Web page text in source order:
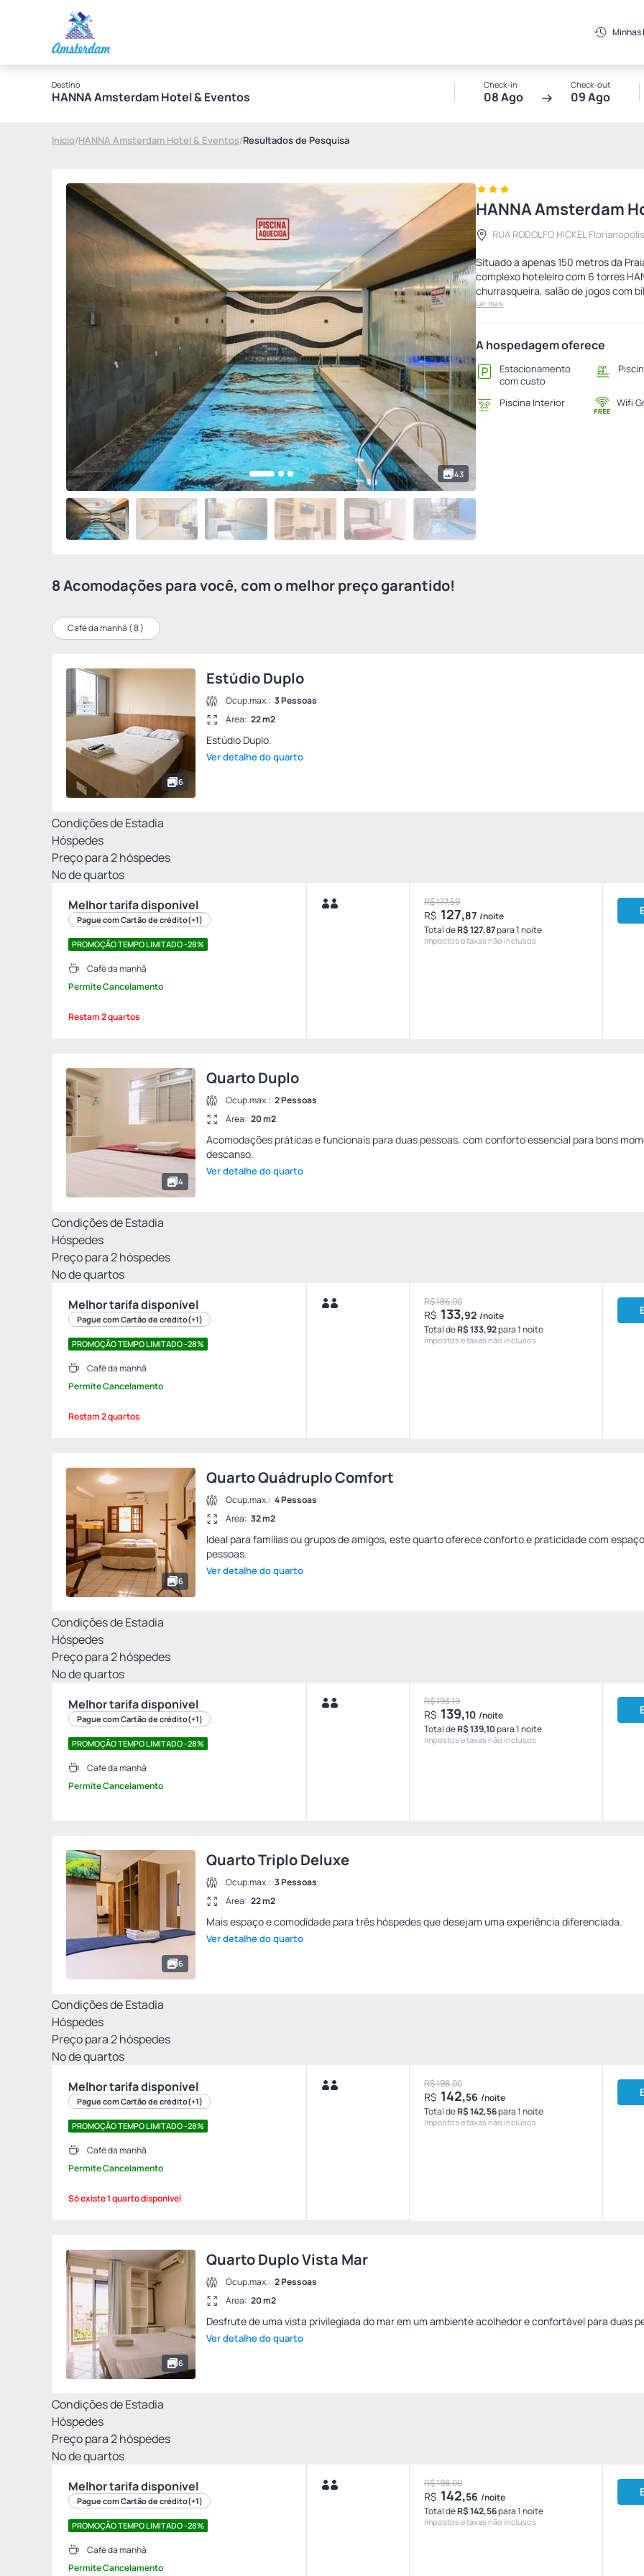
Minhas
Destino
HANNA Amsterdam Hotel & Eventos
Check-in
08 Ago
Check-out
09 Ago
Início/HANNA Amsterdam Hotel & Eventos/Resultados de Pesquisa
43
HANNA Amsterdam
RUA RODOLFO HICKEL Florianopolis
Situado a apenas 150 metros da
complexo hoteleiro com 6 torres
churrasqueira, salão de jogos com
Ler mais
A hospedagem oferece
Estacionamento
com custo
Piscina Interior Wifi
8 Acomodações para você, com o melhor preço garantido!
Café da manhã (8)
6
Estúdio Duplo
Ocup.max.: 3 Pessoas
Área: 22 m2
Estúdio Duplo.
Ver detalhe do quarto
Condições de Estadia
Hóspedes
Preço para2hóspedes
Nº de quartos
Melhor tarifa disponível
Pague com Cartão de crédito(+1)
PROMOÇÃO TEMPO LIMITADO -28%
Café da manhã
Permite Cancelamento
Restam 2 quartos
R$ 177,59
R$ 127,87 /noite
Total deR$ 127,87para 1 noite
Impostos e taxas não inclusos
4
Quarto Duplo
Ocup.max.: 2 Pessoas
Área: 20 m2
Acomodações práticas e funcionais para duas pessoas, com conforto essencial para bons
descanso.
Ver detalhe do quarto
Condições de Estadia
Hóspedes
Preço para2hóspedes
Nº de quartos
Melhor tarifa disponível
Pague com Cartão de crédito(+1)
PROMOÇÃO TEMPO LIMITADO -28%
Café da manhã
Permite Cancelamento
Restam 2 quartos
R$ 186,00
R$ 133,92 /noite
Total deR$ 133,92para 1 noite
Impostos e taxas não inclusos
6
Quarto Quádruplo Comfort
Ocup.max.: 4 Pessoas
Área: 32 m2
Ideal para famílias ou grupos de amigos, este quarto oferece conforto e praticidade com
pessoas.
Ver detalhe do quarto
Condições de Estadia
Hóspedes
Preço para2hóspedes
Nº de quartos
Melhor tarifa disponível
Pague com Cartão de crédito(+1)
PROMOÇÃO TEMPO LIMITADO -28%
Café da manhã
Permite Cancelamento
R$ 193,19
R$ 139,10 /noite
Total deR$ 139,10para 1 noite
Impostos e taxas não inclusos
6
Quarto Triplo Deluxe
Ocup.max.: 3 Pessoas
Área: 22 m2
Mais espaço e comodidade para três hóspedes que desejam uma experiência diferenciada.
Ver detalhe do quarto
Condições de Estadia
Hóspedes
Preço para2hóspedes
Nº de quartos
Melhor tarifa disponível
Pague com Cartão de crédito(+1)
PROMOÇÃO TEMPO LIMITADO -28%
Café da manhã
Permite Cancelamento
Só existe 1 quarto disponível
R$ 198,00
R$ 142,56 /noite
Total deR$ 142,56para 1 noite
Impostos e taxas não inclusos
6
Quarto Duplo Vista Mar
Ocup.max.: 2 Pessoas
Área: 20 m2
Desfrute de uma vista privilegiada do mar em um ambiente acolhedor e confortável para duas
Ver detalhe do quarto
Condições de Estadia
Hóspedes
Preço para2hóspedes
Nº de quartos
Melhor tarifa disponível
Pague com Cartão de crédito(+1)
PROMOÇÃO TEMPO LIMITADO -28%
Café da manhã
Permite Cancelamento
R$ 198,00
R$ 142,56 /noite
Total deR$ 142,56para 1 noite
Impostos e taxas não inclusos